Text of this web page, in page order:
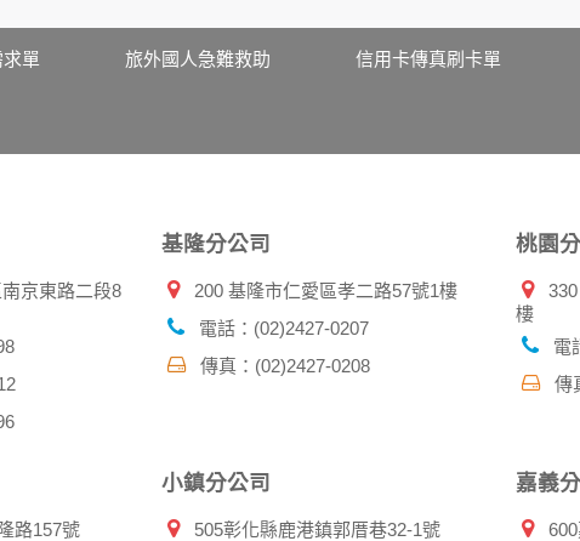
自行產生的相關記錄，包括您使用連線設備的 IP 位址、使用時間
使用者瀏覽器在本網站內部所瀏覽的網頁，除非您願意告知您的
性資料或電子郵件給您。本公司除了在該資料或電子郵件上註明
人識別資料：
行為違反本公司旗下網站的會員條款或產品、服務的特定使用指
者的帳號資料。若您有相關法律上問題需查閱他人資料時，請務
破案！
他人讀取您的個人資料。
單 旅外國人急難救助 信用卡傳真刷卡單
京東路二段8
基隆分公司
200 基隆市仁愛區孝二路57號1樓
電話：(02)2427-0207
傳真：(02)2427-0208
桃園
樓
電
傳
路157號
小鎮分公司
505彰化縣鹿港鎮郭厝巷32-1號
嘉義